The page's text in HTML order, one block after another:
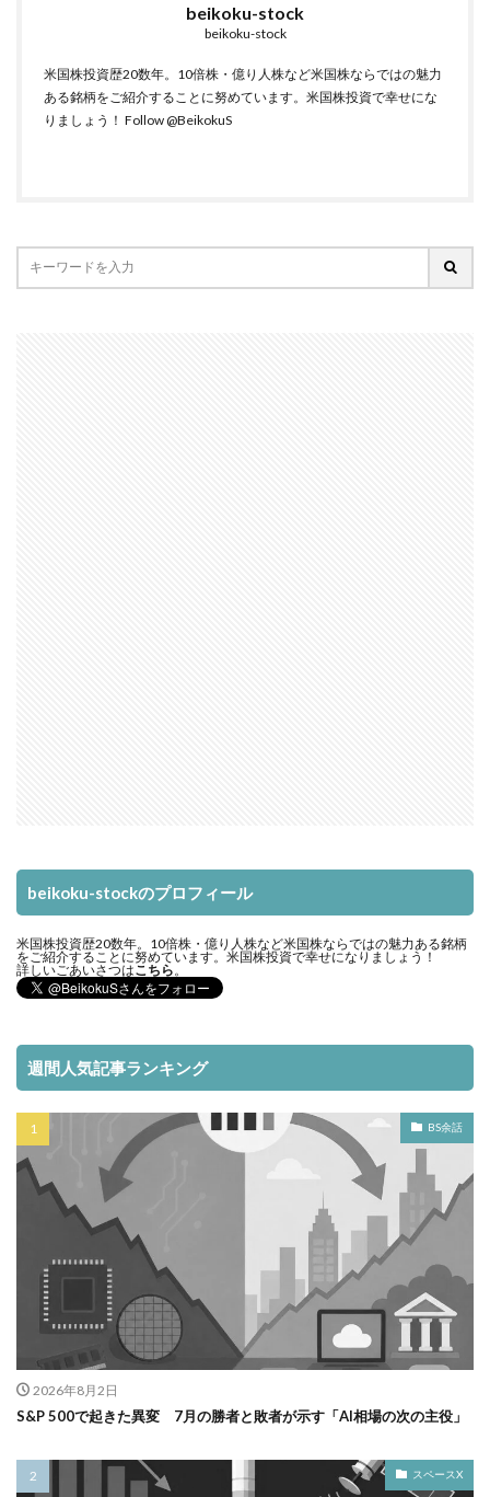
beikoku-stock
beikoku-stock
米国株投資歴20数年。10倍株・億り人株など米国株ならではの魅力
ある銘柄をご紹介することに努めています。米国株投資で幸せにな
りましょう！ Follow @BeikokuS
beikoku-stockのプロフィール
米国株投資歴20数年。10倍株・億り人株など米国株ならではの魅力ある銘柄
をご紹介することに努めています。米国株投資で幸せになりましょう！
詳しいごあいさつはこちら 。
週間人気記事ランキング
BS余話
2026年8月2日
S&P 500で起きた異変 7月の勝者と敗者が示す「AI相場の次の主役」
スペースX